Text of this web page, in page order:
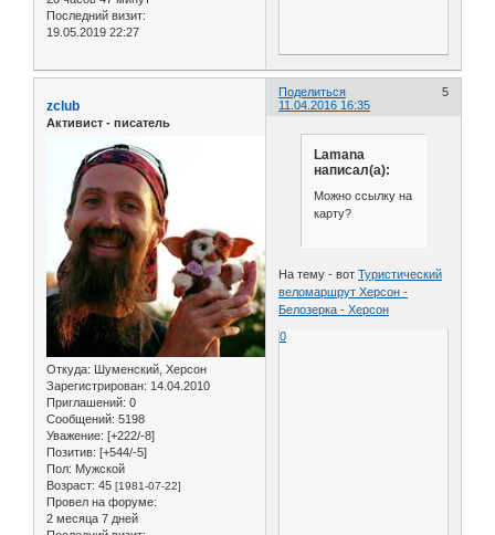
Последний визит:
19.05.2019 22:27
Поделиться
5
11.04.2016 16:35
zclub
Активист - писатель
Откуда: Шуменский, Херсон
Зарегистрирован: 14.04.2010
Приглашений: 0
Сообщений: 5198
Уважение: [+222/-8]
Позитив: [+544/-5]
Пол: Мужской
Возраст: 45 [1981-07-22]
Провел на форуме:
2 месяца 7 дней
Lamana
написал(а):
Можно ссылку на
карту?
На тему - вотТуристический
веломаршрут Херсон -
Белозерка - Херсон
0